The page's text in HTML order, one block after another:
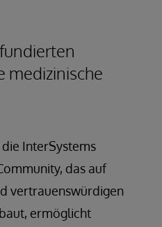
medizinische
InterSystems
das auf
vertrauenswürdigen
ermöglicht